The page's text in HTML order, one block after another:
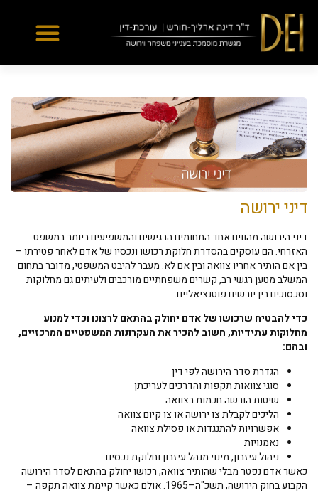
Yes
...
דיני ירושה
דיני הירושה מהווים אחד התחומים הרגישים והמשפיעים ביותר במשפט
האזרחי. הם עוסקים בהסדרת חלוקת רכושו ונכסיו של אדם לאחר פטירתו –
בין אם הותיר אחריו צוואה ובין אם לא. מעבר להיבט המשפטי, מדובר בתחום
המשלב מטען רגשי רב, קשרים משפחתיים מורכבים ולעיתים גם מחלוקות
וסכסוכים בין יורשים פוטנציאליים.
כדי להבטיח שרכושו של אדם יחולק בהתאם לרצונו וכדי למנוע
מחלוקות עתידיות, חשוב להכיר את העקרונות המשפטיים המרכזיים,
ובהם:
הגדרת סדר הירושה לפי דין
סוגי צוואות תקפות והדרכים לעריכתן
שיטות הורשה חכמות בצוואה
הליכים לקבלת צו ירושה או צו קיום צוואה
אפשרויות להתנגדות או פסילת צוואה
נאמנויות
ניהול עיזבון, מינוי מנהל עיזבון וחלוקת נכסים
כאשר אדם נפטר מבלי שהותיר צוואה, רכושו יחולק בהתאם לסדר הירושה
הקבוע בחוק הירושה, תשכ"ה–1965. אולם כאשר קיימת צוואה תקפה –